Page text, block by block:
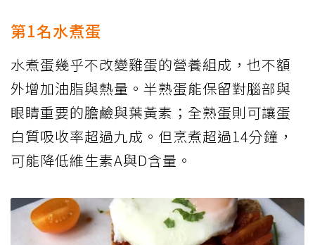
第1名水煮蛋
水煮蛋幾乎不改變雞蛋的營養組成，也不額
外增加油脂與熱量。半熟蛋能保留對腦部與
眼睛重要的膽鹼與葉黃素；全熟蛋則可讓蛋
白質吸收率超過九成。但烹煮超過14分鐘，
可能降低維生素A與D含量。